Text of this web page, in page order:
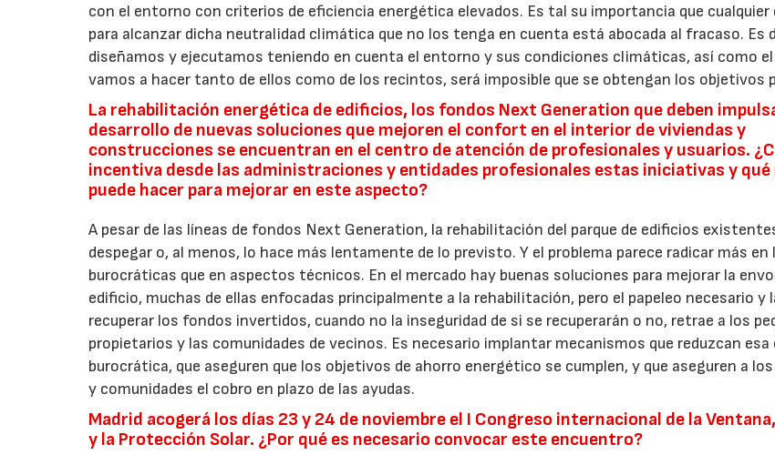
con el entorno con criterios de eficiencia energética elevados. Es tal su importancia que
para alcanzar dicha neutralidad climática que no los tenga en cuenta está abocada al fracaso. Es
diseñamos y ejecutamos teniendo en cuenta el entorno y sus condiciones climáticas, así como el
vamos a hacer tanto de ellos como de los recintos, será imposible que se obtengan los objetivos
La rehabilitación energética de edificios, los fondos Next Generation que deben
desarrollo de nuevas soluciones que mejoren el confort en el interior de viviendas y
construcciones se encuentran en el centro de atención de profesionales y usuarios.
incentiva desde las administraciones y entidades profesionales estas iniciativas y qué
puede hacer para mejorar en este aspecto?
A pesar de las líneas de fondos Next Generation, la rehabilitación del parque de edificios
despegar o, al menos, lo hace más lentamente de lo previsto. Y el problema parece radicar más en
burocráticas que en aspectos técnicos. En el mercado hay buenas soluciones para mejorar la
edificio, muchas de ellas enfocadas principalmente a la rehabilitación, pero el papeleo necesario y
recuperar los fondos invertidos, cuando no la inseguridad de si se recuperarán o no, retrae a los
propietarios y las comunidades de vecinos. Es necesario implantar mecanismos que reduzcan esa
burocrática, que aseguren que los objetivos de ahorro energético se cumplen, y que aseguren a
y comunidades el cobro en plazo de las ayudas.
Madrid acogerá los días 23 y 24 de noviembre el I Congreso internacional de la
y la Protección Solar. ¿Por qué es necesario convocar este encuentro?